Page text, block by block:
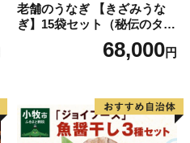
老舗のうなぎ 【きざみうな
ぎ】15袋セット（秘伝のタレ
68,000円